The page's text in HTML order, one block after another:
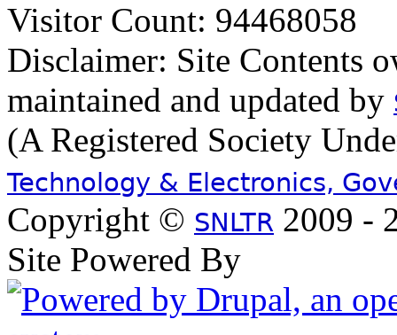
Visitor Count: 94468058
Disclaimer: Site Contents
maintained and updated by
(A Registered Society
Technology & Electronics,
Copyright © SNLTR 2009 -
Site Powered By